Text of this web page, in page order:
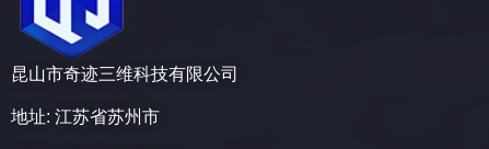
昆山市奇迹三维科技有限公司
地址: 江苏省苏州市